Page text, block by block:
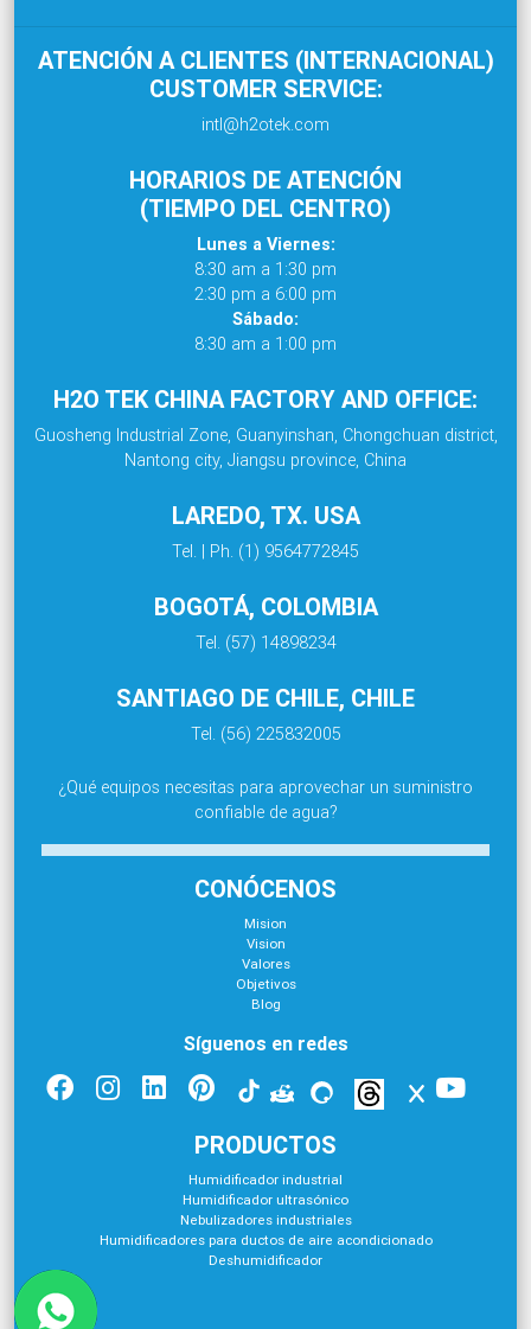
ATENCIÓN A CLIENTES (INTERNACIONAL)
CUSTOMER SERVICE:
intl@h2otek.com
HORARIOS DE ATENCIÓN
(TIEMPO DEL CENTRO)
Lunes a Viernes:
8:30 am a 1:30 pm
2:30 pm a 6:00 pm
Sábado:
8:30 am a 1:00 pm
H2O TEK CHINA FACTORY AND OFFICE:
Guosheng Industrial Zone, Guanyinshan, Chongchuan district,
Nantong city, Jiangsu province, China
LAREDO, TX. USA
Tel. | Ph. (1) 9564772845
BOGOTÁ, COLOMBIA
Tel. (57) 14898234
SANTIAGO DE CHILE, CHILE
Tel. (56) 225832005
¿Qué equipos necesitas para aprovechar un suministro
confiable de agua?
CONÓCENOS
Mision
Vision
Valores
Objetivos
Blog
Síguenos en redes
PRODUCTOS
Humidificador industrial
Humidificador ultrasónico
Nebulizadores industriales
Humidificadores para ductos de aire acondicionado
Deshumidificador